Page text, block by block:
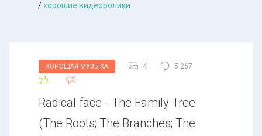
/хорошие видеоролики
ХОРОШАЯ МУЗЫКА 4 5 267
Radical face - The Family Tree:
(The Roots; The Branches; The